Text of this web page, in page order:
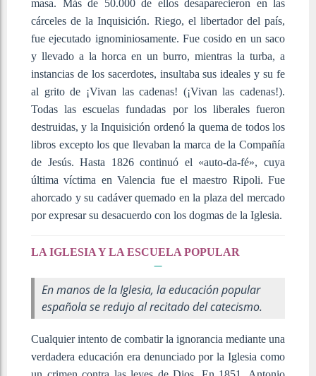
masa. Más de 50.000 de ellos desaparecieron en las
cárceles de la Inquisición. Riego, el libertador del país,
fue ejecutado ignominiosamente. Fue cosido en un saco
y llevado a la horca en un burro, mientras la turba, a
instancias de los sacerdotes, insultaba sus ideales y su fe
al grito de ¡Vivan las cadenas! (¡Vivan las cadenas!).
Todas las escuelas fundadas por los liberales fueron
destruidas, y la Inquisición ordenó la quema de todos los
libros excepto los que llevaban la marca de la Compañía
de Jesús. Hasta 1826 continuó el «auto-da-fé», cuya
última víctima en Valencia fue el maestro Ripoli. Fue
ahorcado y su cadáver quemado en la plaza del mercado
por expresar su desacuerdo con los dogmas de la Iglesia.
LA IGLESIA Y LA ESCUELA POPULAR
En manos de la Iglesia, la educación popular
española se redujo al recitado del catecismo.
Cualquier intento de combatir la ignorancia mediante una
verdadera educación era denunciado por la Iglesia como